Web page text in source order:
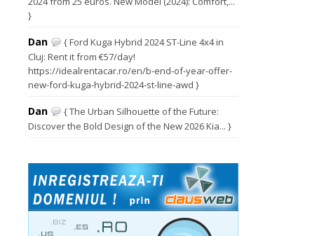
}
Dan
{ Ford Kuga Hybrid 2024 ST-Line 4x4 in
Cluj: Rent it from €57/day!
https://idealrentacar.ro/en/b-end-of-year-offer-
new-ford-kuga-hybrid-2024-st-line-awd }
Dan
{ The Urban Silhouette of the Future:
Discover the Bold Design of the New 2026 Kia... }